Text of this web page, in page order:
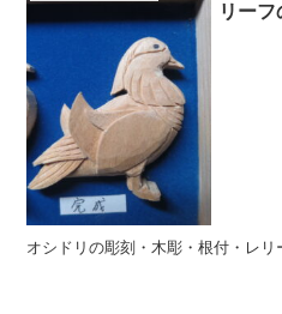
リー
オシドリの彫刻・木彫・根付・レ